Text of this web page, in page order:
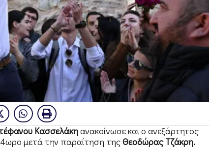
Κασσελάκηανακοίνωσε και ο ανεξάρτητος
μετά την παραίτηση τηςΘεοδώρας Τζάκρη.